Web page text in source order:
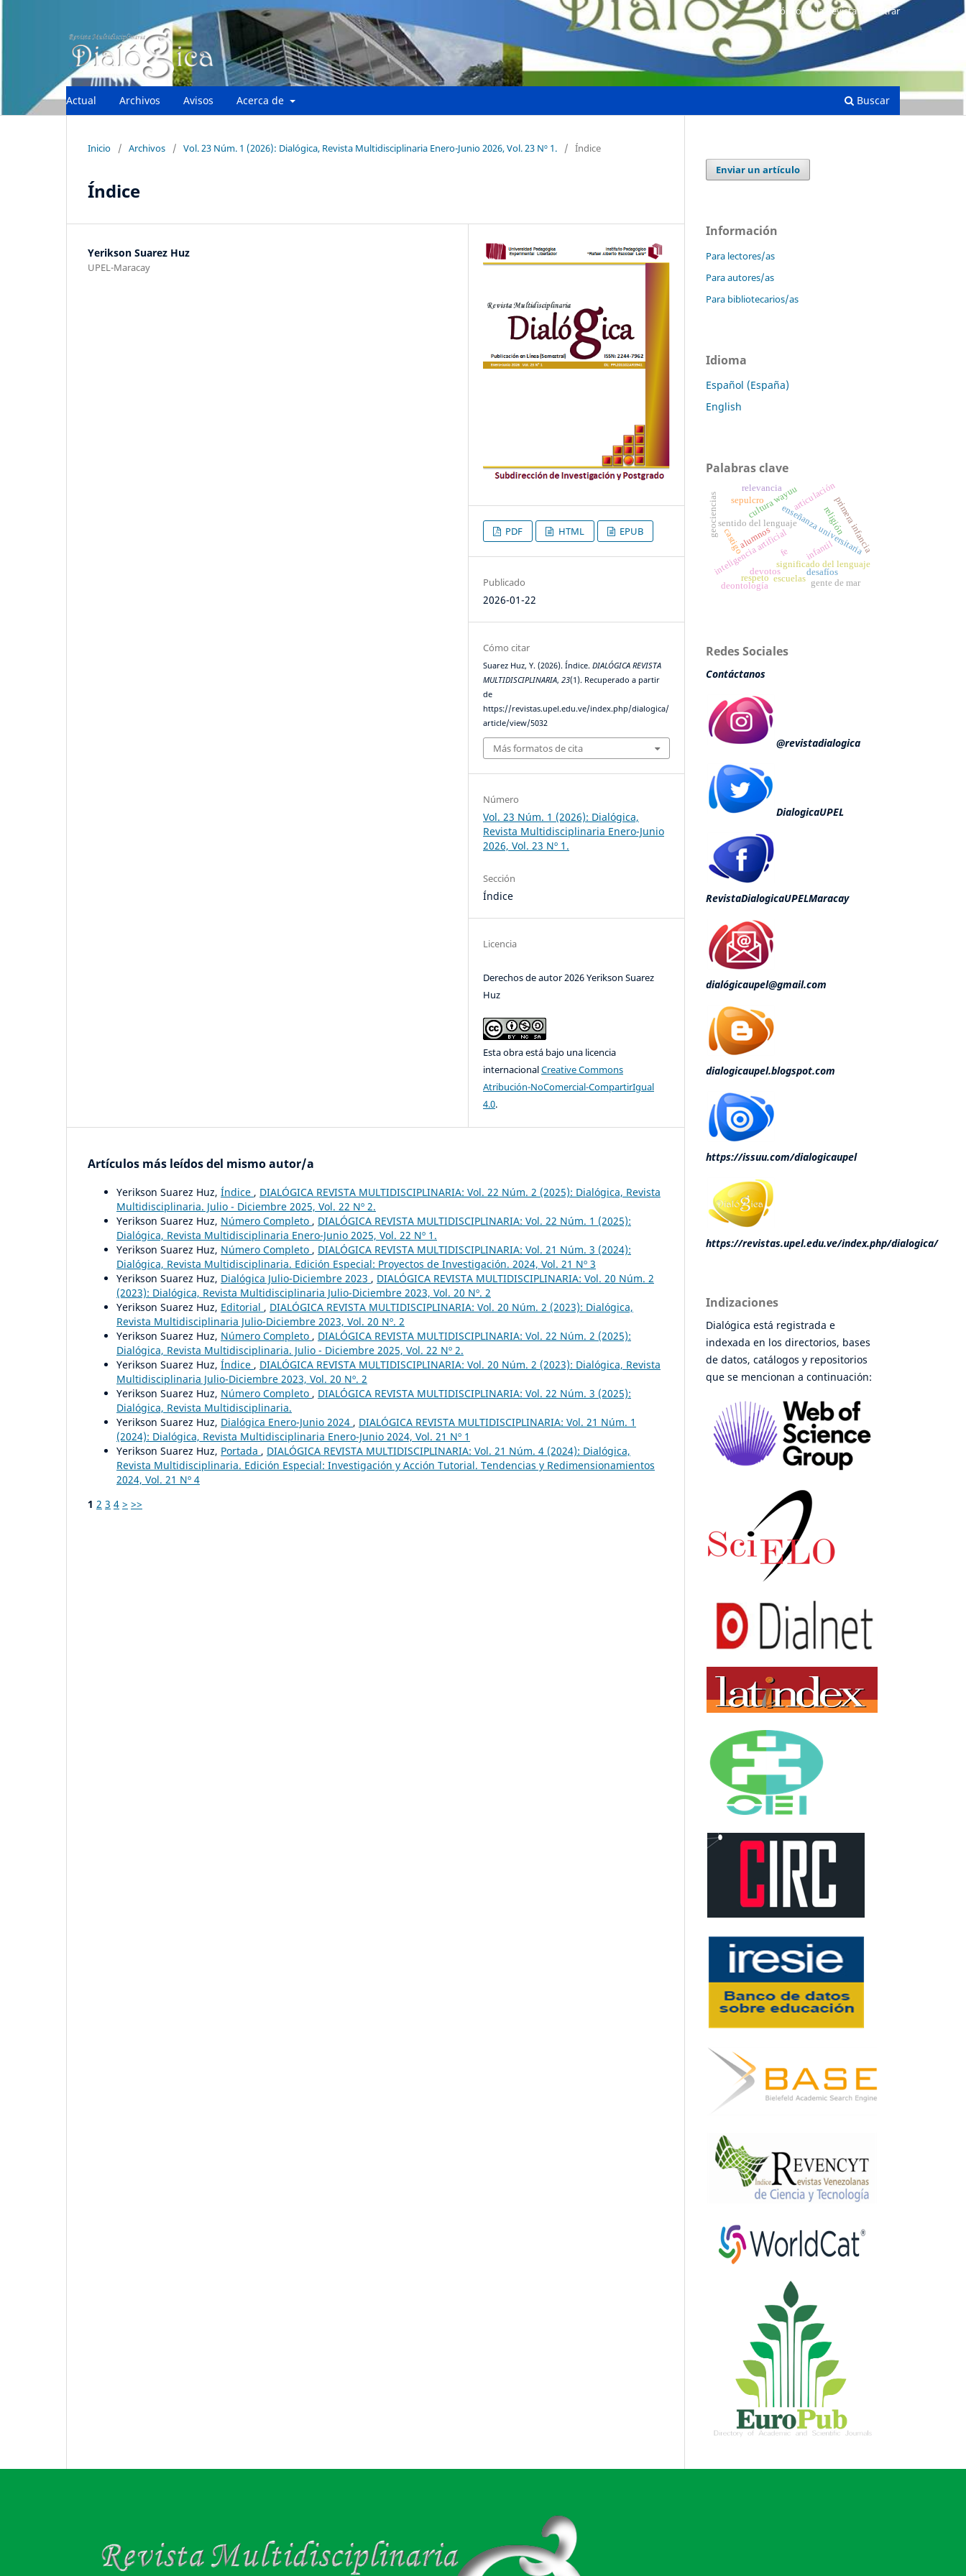
Actual Archivos Avisos Acerca de Buscar
Histórico de la Revista Entrar
Inicio / Archivos / Vol. 23 Núm. 1 (2026): Dialógica, Revista Multidisciplinaria Enero-Junio 2026, Vol. 23 Nº 1. / Índice
Índice
Yerikson Suarez Huz
UPEL-Maracay
PDF HTML EPUB
Publicado
2026-01-22
Cómo citar
Suarez Huz, Y. (2026). Índice.DIALÓGICA REVISTA
MULTIDISCIPLINARIA,23(1). Recuperado a partir
de
https://revistas.upel.edu.ve/index.php/dialogica/
article/view/5032
Más formatos de cita
Número
Vol. 23 Núm. 1 (2026): Dialógica,
Revista Multidisciplinaria Enero-Junio
2026, Vol. 23 Nº 1.
Sección
Índice
Licencia
Derechos de autor 2026 Yerikson Suarez
Huz
Esta obra está bajo una licencia
internacionalCreative Commons
Atribución-NoComercial-CompartirIgual
4.0.
Artículos más leídos del mismo autor/a
Yerikson Suarez Huz, Índice , DIALÓGICA REVISTA MULTIDISCIPLINARIA: Vol. 22 Núm. 2 (2025): Dialógica, Revista
Multidisciplinaria. Julio - Diciembre 2025, Vol. 22 Nº 2.
Yerikson Suarez Huz, Número Completo , DIALÓGICA REVISTA MULTIDISCIPLINARIA: Vol. 22 Núm. 1 (2025):
Dialógica, Revista Multidisciplinaria Enero-Junio 2025, Vol. 22 Nº 1.
Yerikson Suarez Huz, Número Completo , DIALÓGICA REVISTA MULTIDISCIPLINARIA: Vol. 21 Núm. 3 (2024):
Dialógica, Revista Multidisciplinaria. Edición Especial: Proyectos de Investigación. 2024, Vol. 21 Nº 3
Yerikson Suarez Huz, Dialógica Julio-Diciembre 2023 , DIALÓGICA REVISTA MULTIDISCIPLINARIA: Vol. 20 Núm. 2
(2023): Dialógica, Revista Multidisciplinaria Julio-Diciembre 2023, Vol. 20 Nº. 2
Yerikson Suarez Huz, Editorial , DIALÓGICA REVISTA MULTIDISCIPLINARIA: Vol. 20 Núm. 2 (2023): Dialógica,
Revista Multidisciplinaria Julio-Diciembre 2023, Vol. 20 Nº. 2
Yerikson Suarez Huz, Número Completo , DIALÓGICA REVISTA MULTIDISCIPLINARIA: Vol. 22 Núm. 2 (2025):
Dialógica, Revista Multidisciplinaria. Julio - Diciembre 2025, Vol. 22 Nº 2.
Yerikson Suarez Huz, Índice , DIALÓGICA REVISTA MULTIDISCIPLINARIA: Vol. 20 Núm. 2 (2023): Dialógica, Revista
Multidisciplinaria Julio-Diciembre 2023, Vol. 20 Nº. 2
Yerikson Suarez Huz, Número Completo , DIALÓGICA REVISTA MULTIDISCIPLINARIA: Vol. 22 Núm. 3 (2025):
Dialógica, Revista Multidisciplinaria.
Yerikson Suarez Huz, Dialógica Enero-Junio 2024 , DIALÓGICA REVISTA MULTIDISCIPLINARIA: Vol. 21 Núm. 1
(2024): Dialógica, Revista Multidisciplinaria Enero-Junio 2024, Vol. 21 Nº 1
Yerikson Suarez Huz, Portada , DIALÓGICA REVISTA MULTIDISCIPLINARIA: Vol. 21 Núm. 4 (2024): Dialógica,
Revista Multidisciplinaria. Edición Especial: Investigación y Acción Tutorial. Tendencias y Redimensionamientos
2024, Vol. 21 Nº 4
1 2 3 4 > >>
Enviar un artículo
Información
Para lectores/as
Para autores/as
Para bibliotecarios/as
Idioma
Español (España)
English
Palabras clave
inteligencia artificialenseñanza universitaria
primera infancia
articulación
significado del lenguaje
sentido del lenguaje
cultura wayuu
fe
devotos
sepulcro
geociencias
respeto
deontología
castigo
religión
infantil
alumnos
escuelas
desafíos
relevancia
gente de mar
Redes Sociales
Contáctanos
@revistadialogica
DialogicaUPEL
RevistaDialogicaUPELMaracay
dialógicaupel@gmail.com
dialogicaupel.blogspot.com
https://issuu.com/dialogicaupel
https://revistas.upel.edu.ve/index.php/dialogica/
Indizaciones
Dialógica está registrada e
indexada en los directorios, bases
de datos, catálogos y repositorios
que se mencionan a continuación: